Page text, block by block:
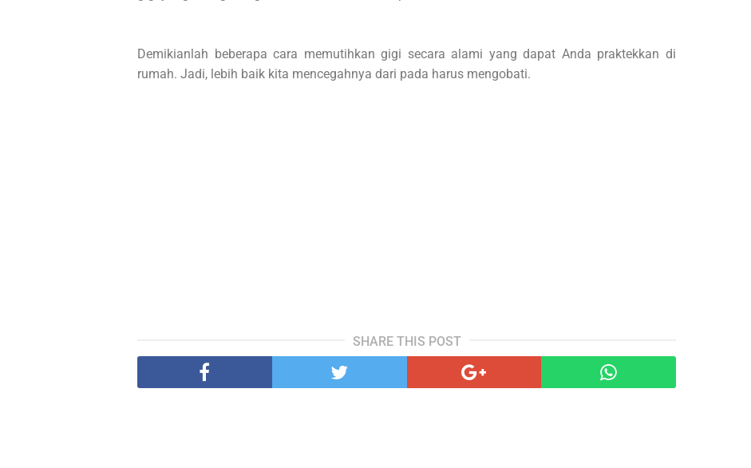
Demikianlah beberapa cara memutihkan gigi secara alami yang dapat Anda praktekkan di
rumah. Jadi, lebih baik kita mencegahnya dari pada harus mengobati.
SHARE THIS POST